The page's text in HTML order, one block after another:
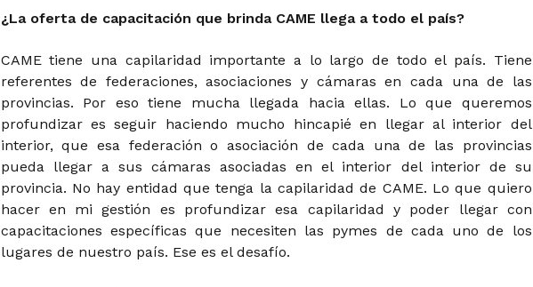
¿La oferta de capacitación que brinda CAME llega a todo el país?
CAME tiene una capilaridad importante a lo largo de todo el país. Tiene
referentes de federaciones, asociaciones y cámaras en cada una de las
provincias. Por eso tiene mucha llegada hacia ellas. Lo que queremos
profundizar es seguir haciendo mucho hincapié en llegar al interior del
interior, que esa federación o asociación de cada una de las provincias
pueda llegar a sus cámaras asociadas en el interior del interior de su
provincia. No hay entidad que tenga la capilaridad de CAME. Lo que quiero
hacer en mi gestión es profundizar esa capilaridad y poder llegar con
capacitaciones específicas que necesiten las pymes de cada uno de los
lugares de nuestro país. Ese es el desafío.